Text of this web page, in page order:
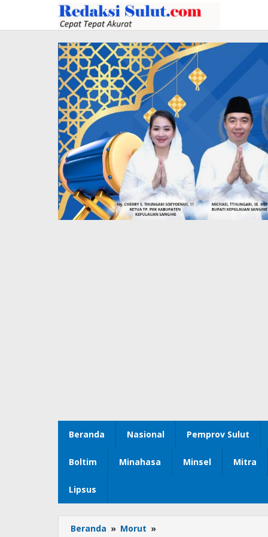
konten
Beranda Nasional Pemprov Sulut
Boltim Minahasa Minsel Mitra
Lipsus
Beranda » Morut »